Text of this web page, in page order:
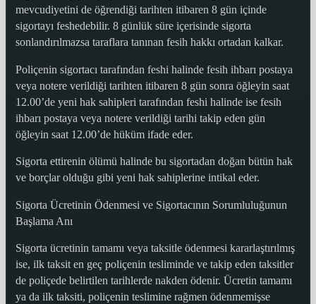
mevcudiyetini de öğrendiği tarihten itibaren 8 gün içinde
sigortayı feshedebilir. 8 günlük süre içerisinde sigorta
sonlandırılmazsa taraflara tanınan fesih hakkı ortadan kalkar.
Poliçenin sigortacı tarafından feshi halinde fesih ihbarı postaya
veya notere verildiği tarihten itibaren 8 gün sonra öğleyin saat
12.00’de yeni hak sahipleri tarafından feshi halinde ise fesih
ihbarı postaya veya notere verildiği tarihi takip eden gün
öğleyin saat 12.00’de hüküm ifade eder.
Sigorta ettirenin ölümü halinde bu sigortadan doğan bütün hak
ve borçlar olduğu gibi yeni hak sahiplerine intikal eder.
Sigorta Ücretinin Ödenmesi ve Sigortacının Sorumluluğunun
Başlama Anı
Sigorta ücretinin tamamı veya taksitle ödenmesi kararlaştırılmış
ise, ilk taksit en geç poliçenin tesliminde ve takip eden taksitler
de poliçede belirtilen tarihlerde nakden ödenir. Ücretin tamamı
ya da ilk taksiti, poliçenin teslimine rağmen ödenmemişse